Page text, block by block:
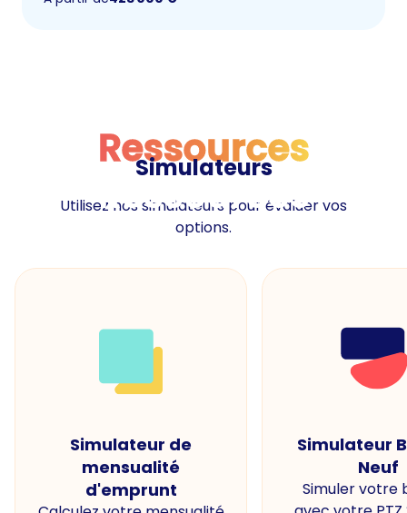
Ressources
Ressources
Simulateurs
Utilisez nos simulateurs pour évaluer vos
options.
Simulateur de
mensualité
d'emprunt
Simulateur
Neuf
Simuler votre